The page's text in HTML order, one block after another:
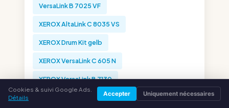
VersaLink B 7025 VF
XEROX AltaLink C 8035 VS
XEROX Drum Kit gelb
XEROX VersaLink C 605 N
XEROX VersaLink B 7130
XEROX PrimeLink B 9136 Drum Unit
Cookies & suivi Google Ads.
Détails
Accepter Uniquement nécessaires